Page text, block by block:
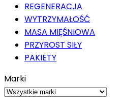
REGENERACJA
WYTRZYMAŁOŚĆ
MASA MIĘŚNIOWA
PRZYROST SIŁY
PAKIETY
Marki